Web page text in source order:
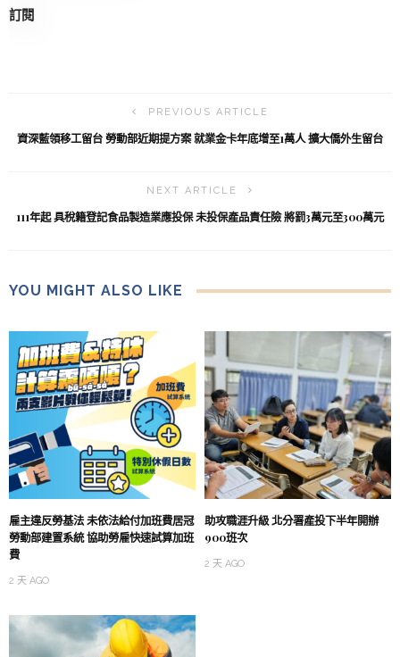
訂閱
PREVIOUS ARTICLE
資深藍領移工留台 勞動部近期提方案 就業金卡年底增至1萬人 擴大僑外生留台
NEXT ARTICLE
111年起 具稅籍登記食品製造業應投保 未投保產品責任險 將罰3萬元至300萬元
YOU MIGHT ALSO LIKE
雇主違反勞基法 未依法給付加班費居冠
勞動部建置系統 協助勞雇快速試算加班
費
2 天 AGO
助攻職涯升級 北分署產投下半年開辦
900班次
2 天 AGO